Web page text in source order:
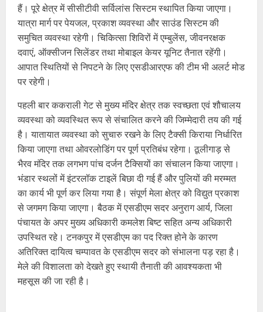
हैं। पूरे क्षेत्र में सीसीटीवी सर्विलांस सिस्टम स्थापित किया जाएगा।
यात्रा मार्ग पर पेयजल, प्रकाश व्यवस्था और साउंड सिस्टम की
समुचित व्यवस्था रहेगी। चिकित्सा शिविरों में एम्बुलेंस, जीवनरक्षक
दवाएं, ऑक्सीजन सिलेंडर तथा मोबाइल केयर यूनिट तैनात रहेंगी।
आपात स्थितियों से निपटने के लिए एसडीआरएफ की टीम भी अलर्ट मोड
पर रहेगी।
पहली बार ककराली गेट से मुख्य मंदिर क्षेत्र तक स्वच्छता एवं शौचालय
व्यवस्था को व्यवस्थित रूप से संचालित करने की जिम्मेदारी तय की गई
है। यातायात व्यवस्था को सुचारु रखने के लिए टैक्सी किराया निर्धारित
किया जाएगा तथा ओवरलोडिंग पर पूर्ण प्रतिबंध रहेगा। ठूलीगाड़ से
भैरव मंदिर तक लगभग पांच दर्जन टैक्सियों का संचालन किया जाएगा।
भंडार स्थलों में इंटरलॉक टाइलें बिछा दी गई हैं और पुलियों की मरम्मत
का कार्य भी पूर्ण कर लिया गया है। संपूर्ण मेला क्षेत्र को विद्युत प्रकाश
से जगमग किया जाएगा। बैठक में एसडीएम सदर अनुराग आर्य, जिला
पंचायत के अपर मुख्य अधिकारी कमलेश बिष्ट सहित अन्य अधिकारी
उपस्थित रहे। टनकपुर में एसडीएम का पद रिक्त होने के कारण
अतिरिक्त दायित्व चम्पावत के एसडीएम सदर को संभालना पड़ रहा है।
मेले की विशालता को देखते हुए स्थायी तैनाती की आवश्यकता भी
महसूस की जा रही है।